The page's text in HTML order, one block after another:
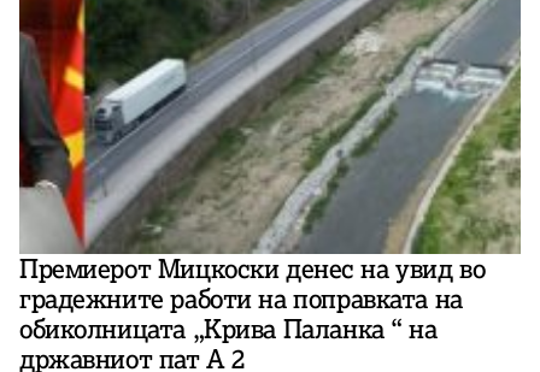
Премиерот Мицкоски денес на увид во
градежните работи на поправката на
обиколницата „Крива Паланка “ на
државниот пат А 2